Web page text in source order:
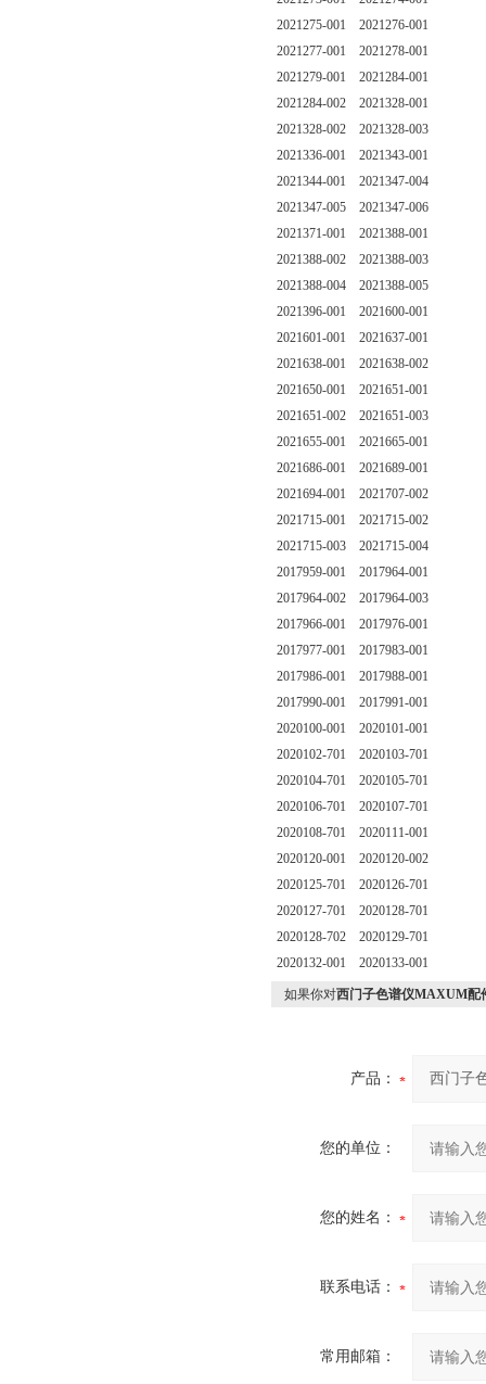
2021275-001 2021276-001
2021277-001 2021278-001
2021279-001 2021284-001
2021284-002 2021328-001
2021328-002 2021328-003
2021336-001 2021343-001
2021344-001 2021347-004
2021347-005 2021347-006
2021371-001 2021388-001
2021388-002 2021388-003
2021388-004 2021388-005
2021396-001 2021600-001
2021601-001 2021637-001
2021638-001 2021638-002
2021650-001 2021651-001
2021651-002 2021651-003
2021655-001 2021665-001
2021686-001 2021689-001
2021694-001 2021707-002
2021715-001 2021715-002
2021715-003 2021715-004
2017959-001 2017964-001
2017964-002 2017964-003
2017966-001 2017976-001
2017977-001 2017983-001
2017986-001 2017988-001
2017990-001 2017991-001
2020100-001 2020101-001
2020102-701 2020103-701
2020104-701 2020105-701
2020106-701 2020107-701
2020108-701 2020111-001
2020120-001 2020120-002
2020125-701 2020126-701
2020127-701 2020128-701
2020128-702 2020129-701
2020132-001 2020133-001
如果你对西门子色谱仪MAXUM配
产品：
您的单位：
您的姓名：
联系电话：
常用邮箱：